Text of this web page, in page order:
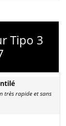
Tipo 3
très rapide et sans